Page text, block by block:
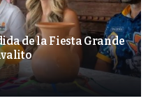
de la Fiesta Grande